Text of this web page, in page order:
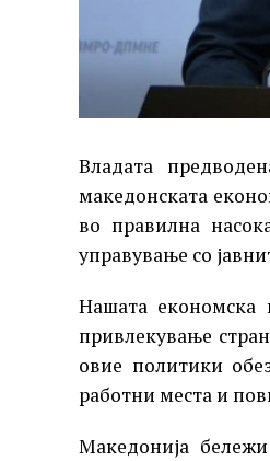
Владата
македонската
во правилна
управување со
Нашата економска
привлекување
овие политики
работни места и
Македонија